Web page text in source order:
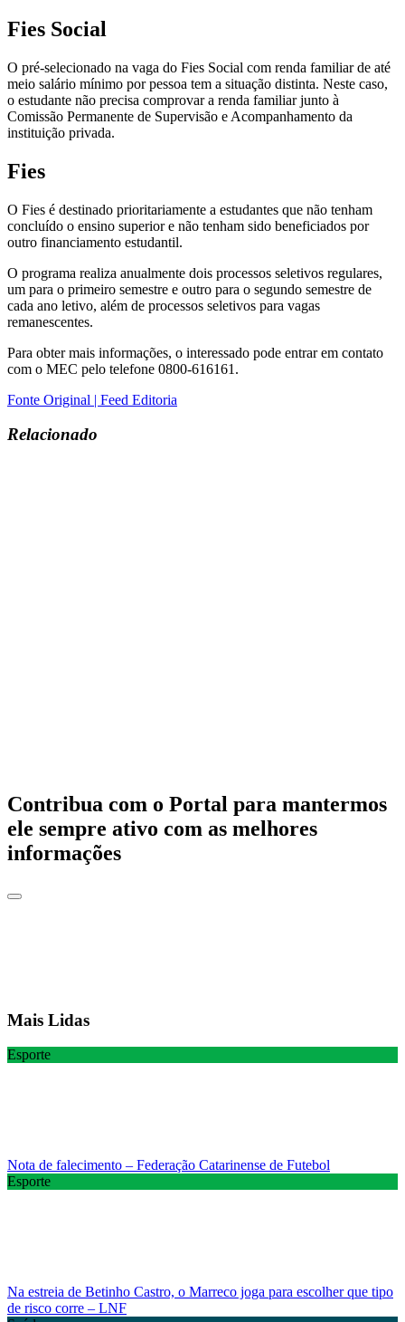
Fies Social
O pré-selecionado na vaga do Fies Social com renda familiar de até
meio salário mínimo por pessoa tem a situação distinta. Neste caso,
o estudante não precisa comprovar a renda familiar junto à
Comissão Permanente de Supervisão e Acompanhamento da
instituição privada.
Fies
O Fies é destinado prioritariamente a estudantes que não tenham
concluído o ensino superior e não tenham sido beneficiados por
outro financiamento estudantil.
O programa realiza anualmente dois processos seletivos regulares,
um para o primeiro semestre e outro para o segundo semestre de
cada ano letivo, além de processos seletivos para vagas
remanescentes.
Para obter mais informações, o interessado pode entrar em contato
com o MEC pelo telefone 0800-616161.
Fonte Original | Feed Editoria
Relacionado
Contribua com o Portal para mantermos
ele sempre ativo com as melhores
informações
Mais Lidas
Esporte
Nota de falecimento – Federação Catarinense de Futebol
Esporte
Na estreia de Betinho Castro, o Marreco joga para escolher que tipo
de risco corre – LNF